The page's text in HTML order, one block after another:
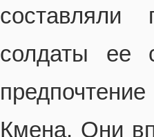
солдаты ее
Кмена. Они